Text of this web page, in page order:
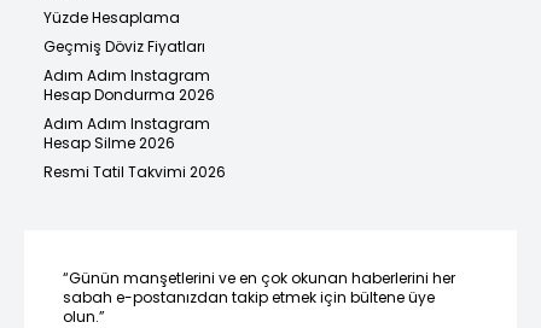
Yüzde Hesaplama
Geçmiş Döviz Fiyatları
Adım Adım Instagram
Hesap Dondurma 2026
Adım Adım Instagram
Hesap Silme 2026
Resmi Tatil Takvimi 2026
“Günün manşetlerini ve en çok okunan haberlerini her
sabah e-postanızdan takip etmek için bültene üye
olun.”